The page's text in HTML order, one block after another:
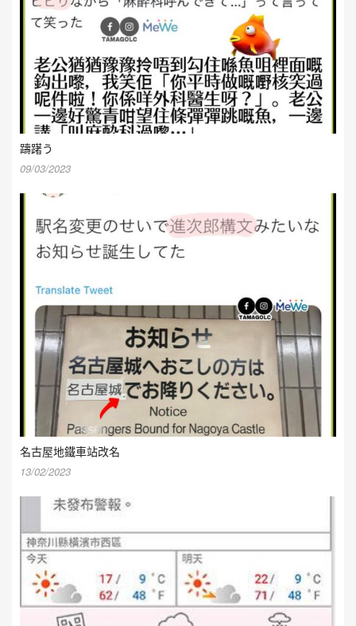
躊躇う
09/03/2023
名古屋地鐵車站改名
13/02/2023